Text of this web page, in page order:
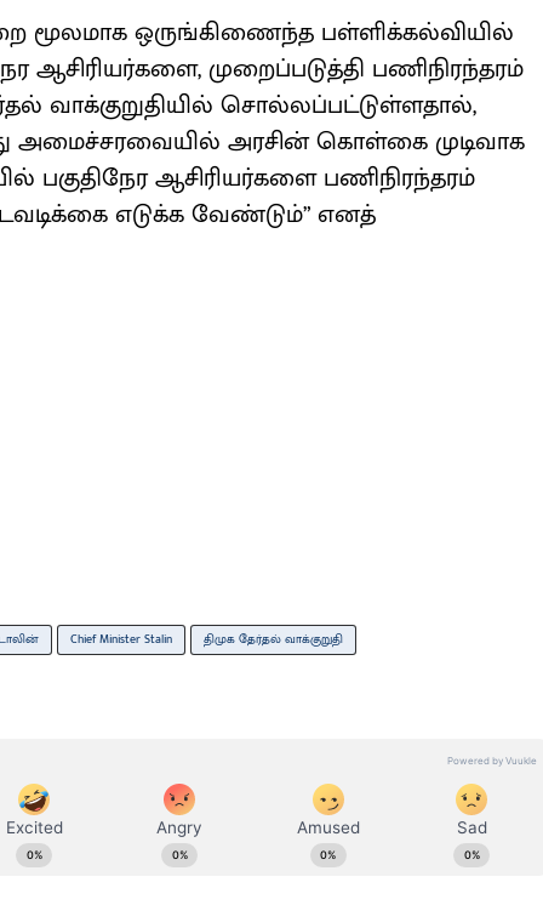
மூலமாக ஒருங்கிணைந்த பள்ளிக்கல்வியில்
ஆசிரியர்களை, முறைப்படுத்தி பணிநிரந்தரம்
வாக்குறுதியில் சொல்லப்பட்டுள்ளதால்,
அரசின் கொள்கை முடிவாக
பகுதிநேர ஆசிரியர்களை பணிநிரந்தரம்
எடுக்க வேண்டும்” எனத்
Chief Minister Stalin திமுக தேர்தல் வாக்குறுதி